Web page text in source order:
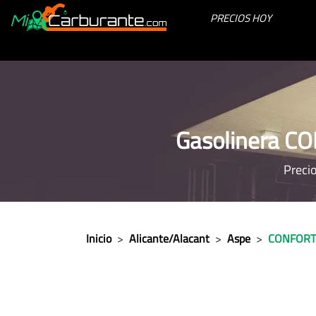
PRECIOS HOY
Gasolinera
Inicio > Alicante/Alacant > Aspe >